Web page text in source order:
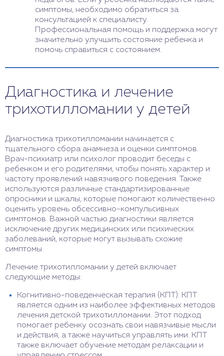
симптомы, необходимо обратиться за
консультацией к специалисту.
Профессиональная помощь и поддержка могут
значительно улучшить состояние ребенка и
помочь справиться с состоянием.
Диагностика и лечение
трихотилломании у детей
Диагностика трихотилломании начинается с
тщательного сбора анамнеза и оценки симптомов.
Врач-психиатр или психолог проводит беседы с
ребенком и его родителями, чтобы понять характер и
частоту проявлений навязчивого поведения. Также
используются различные стандартизированные
опросники и шкалы, которые помогают количественно
оценить уровень обсессивно-компульсивных
симптомов. Важной частью диагностики является
исключение других медицинских или психических
заболеваний, которые могут вызывать схожие
симптомы.
Лечение трихотилломании у детей включает
следующие методы:
Когнитивно-поведенческая терапия (КПТ): КПТ
является одним из наиболее эффективных методов
лечения детской трихотилломании. Этот подход
помогает ребенку осознать свои навязчивые мысли
и действия, а также научиться управлять ими. КПТ
также включает обучение методам релаксации и